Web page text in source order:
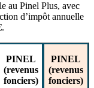
au Pinel Plus, avec
d’impôt annuelle
.
PINEL
(revenus
fonciers)
PINEL
(revenus
fonciers)